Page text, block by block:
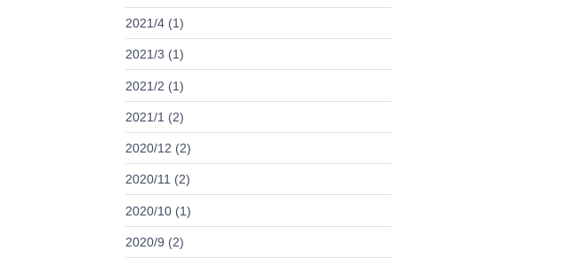
2021/4 (1)
2021/3 (1)
2021/2 (1)
2021/1 (2)
2020/12 (2)
2020/11 (2)
2020/10 (1)
2020/9 (2)